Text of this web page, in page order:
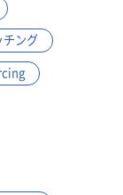
チング